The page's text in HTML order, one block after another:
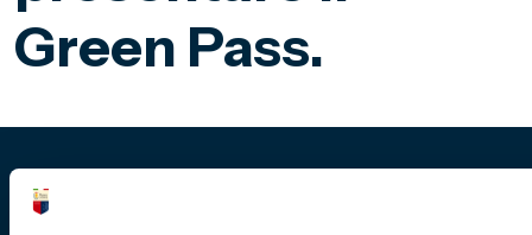
Green Pass.
Fondazione Genoa 1893 ETS